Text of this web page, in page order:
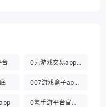
0元游戏交易app(0氪游戏盒)
007游戏盒子app官方版
0氪手游平台官方版